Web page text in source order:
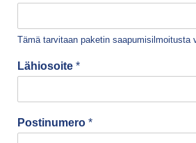
Tämä tarvitaan paketin saapumisilmoitusta
Lähiosoite *
Postinumero *